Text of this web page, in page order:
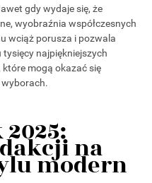
gdy wydaje się, że
wyobraźnia współczesnych
wciąż porusza i pozwala
najpiękniejszych
mogą okazać się
na
modern